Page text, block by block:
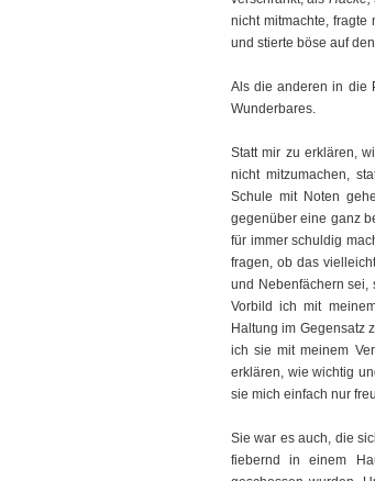
nicht mitmachte,
und stierte böse auf
Als die anderen in die
Wunderbares.
Statt mir zu erklären,
nicht mitzumachen,
Schule mit Noten
gegenüber eine ganz
für immer schuldig
fragen, ob das
und Nebenfächern sei,
Vorbild ich mit
Haltung im Gegensatz
ich sie mit meinem
erklären, wie wichtig
sie mich einfach nur
Sie war es auch, die
fiebernd in einem